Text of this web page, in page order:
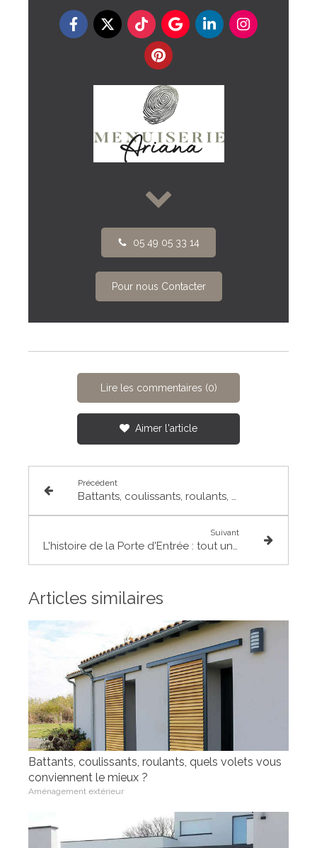
05 49 05 33 14
Pour nous Contacter
Lire les commentaires (0)
Aimer l'article
Précédent
Suivant
Articles similaires
Battants, coulissants, roulants, quels volets vous
conviennent le mieux ?
Aménagement extérieur